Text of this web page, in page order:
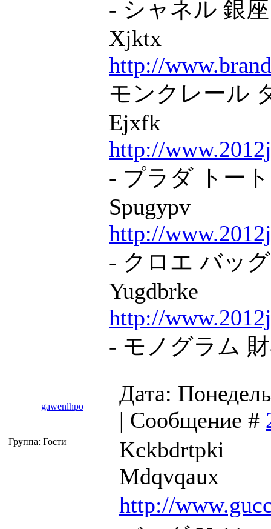
- シャネル 銀
Xjktx
http://
モンクレール
Ejxfk
http://
- プラダ トー
Spugypv
http://
- クロエ バッ
Yugdbrke
http://
- モノグラム
gawenlhpo
Дата:
| Сообщение #
Группа: Гости
Kckbdrtpki
Mdqvqaux
http://